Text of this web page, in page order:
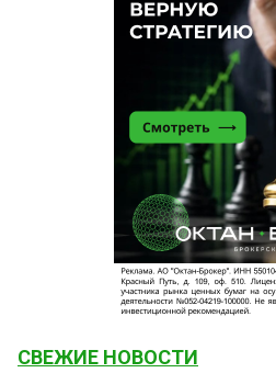
СВЕЖИЕ НОВОСТИ